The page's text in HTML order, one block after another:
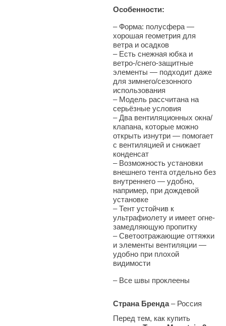
Особенности:
– Форма: полусфера —
хорошая геометрия для
ветра и осадков
– Есть снежная юбка и
ветро-/снего-защитные
элементы — подходит даже
для зимнего/сезонного
использования
– Модель рассчитана на
серьёзные условия
–Два вентиляционных окна/
клапана, которые можно
открыть изнутри — помогает
с вентиляцией и снижает
конденсат
– Возможность установки
внешнего тента отдельно без
внутреннего — удобно,
например, при дождевой
установке
–Тент устойчив к
ультрафиолету и имеет огне-
замедляющую пропитку
–Светоотражающие оттяжки
и элементы вентиляции —
удобно при плохой
видимости
– Все швы проклеены
Страна Бренда– Россия
Перед тем, как купить